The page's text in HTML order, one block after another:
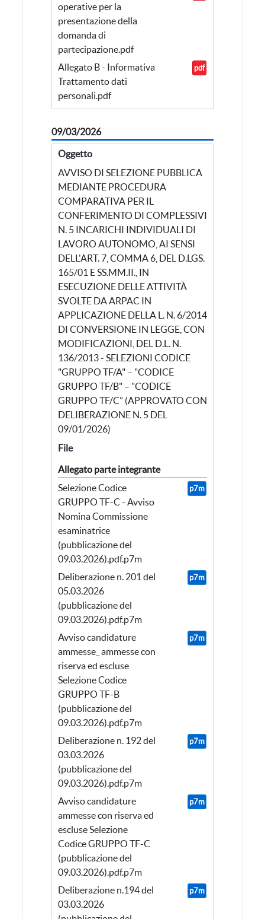
operative per la
presentazione della
domanda di
partecipazione.pdf
Allegato B - Informativa
Trattamento dati
personali.pdf
pdf
09/03/2026
Oggetto
AVVISO DI SELEZIONE PUBBLICA
MEDIANTE PROCEDURA
COMPARATIVA PER IL
CONFERIMENTO DI COMPLESSIVI
N. 5 INCARICHI INDIVIDUALI DI
LAVORO AUTONOMO, AI SENSI
DELL'ART. 7, COMMA 6, DEL D.LGS.
165/01 E SS.MM.II., IN
ESECUZIONE DELLE ATTIVITÀ
SVOLTE DA ARPAC IN
APPLICAZIONE DELLA L. N. 6/2014
DI CONVERSIONE IN LEGGE, CON
MODIFICAZIONI, DEL D.L. N.
136/2013 - SELEZIONI CODICE
"GRUPPO TF/A" – "CODICE
GRUPPO TF/B" – "CODICE
GRUPPO TF/C” (APPROVATO CON
DELIBERAZIONE N. 5 DEL
09/01/2026)
File
Allegato parte integrante
Selezione Codice
GRUPPO TF-C - Avviso
Nomina Commissione
esaminatrice
(pubblicazione del
09.03.2026).pdf.p7m
p7m
Deliberazione n. 201 del
05.03.2026
(pubblicazione del
09.03.2026).pdf.p7m
p7m
Avviso candidature
ammesse_ ammesse con
riserva ed escluse
Selezione Codice
GRUPPO TF-B
(pubblicazione del
09.03.2026).pdf.p7m
p7m
Deliberazione n. 192 del
03.03.2026
(pubblicazione del
09.03.2026).pdf.p7m
p7m
Avviso candidature
ammesse con riserva ed
escluse Selezione
Codice GRUPPO TF-C
(pubblicazione del
09.03.2026).pdf.p7m
p7m
Deliberazione n.194 del
03.03.2026
p7m